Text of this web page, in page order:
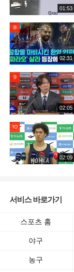
01:53
02:31
02:05
02:09
서비스 바로가기
스포츠 홈
야구
농구